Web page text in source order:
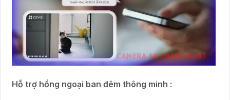
Hỗ trợ hồng ngoại ban đêm thông minh :